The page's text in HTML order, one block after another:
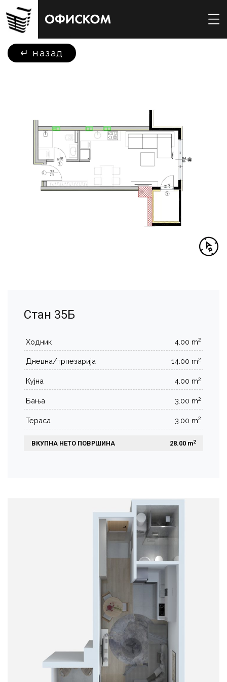
↵ назад
Стан 35Б
Ходник 4.00 m2
Дневна/трпезарија 14.00 m2
Кујна 4.00 m2
Бања 3.00 m2
Тераса 3.00 m2
ВКУПНА НЕТО ПОВРШИНА 28.00 m2